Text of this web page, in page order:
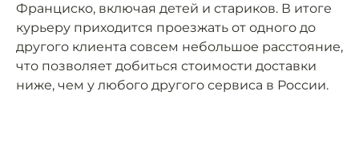
Франциско, включая детей и стариков. В итоге
курьеру приходится проезжать от одного до
другого клиента совсем небольшое расстояние,
что позволяет добиться стоимости доставки
ниже, чем у любого другого сервиса в России.